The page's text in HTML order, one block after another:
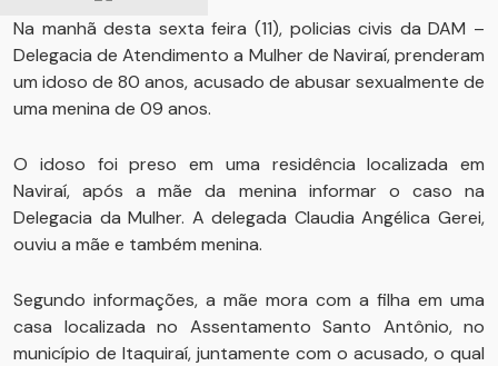
Na manhã desta sexta feira (11), policias civis da DAM –
Delegacia de Atendimento a Mulher de Naviraí, prenderam
um idoso de 80 anos, acusado de abusar sexualmente de
uma menina de 09 anos.
O idoso foi preso em uma residência localizada em
Naviraí, após a mãe da menina informar o caso na
Delegacia da Mulher. A delegada Claudia Angélica Gerei,
ouviu a mãe e também menina.
Segundo informações, a mãe mora com a filha em uma
casa localizada no Assentamento Santo Antônio, no
município de Itaquiraí, juntamente com o acusado, o qual